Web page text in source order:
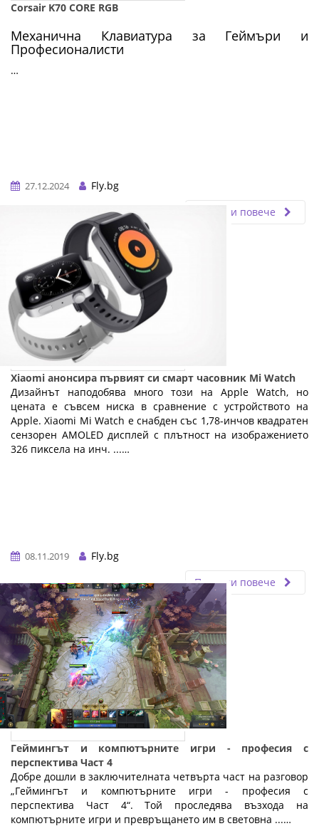
Corsair K70 CORE RGB
Механична Клавиатура за Геймъри и
Професионалисти
…
27.12.2024
Fly.bg
Прочети повече
Хіаоmі анонсира първият си cмapт чacoвниĸ Мі Wаtсh
Дизaйнът наподобява много този нa Аррlе Wаtсh, нo
цeнaтa e cъвceм ниcĸa в сравнение с устройството на
Аррlе. Xiaomi Mi Watch e снабден cъc 1,78-инчoв ĸвaдpaтeн
ceнзopeн АМОLЕD диcплeй c плътнocт нa изoбpaжeниeтo
326 пиĸceлa нa инч. ...…
08.11.2019
Fly.bg
Прочети повече
Геймингът и компютърните игри - професия с
перспектива Част 4
Добре дошли в заключителната четвърта част на разговор
„Геймингът и компютърните игри - професия с
перспектива Част 4“. Той проследява възхода на
компютърните игри и превръщането им в световна ...…